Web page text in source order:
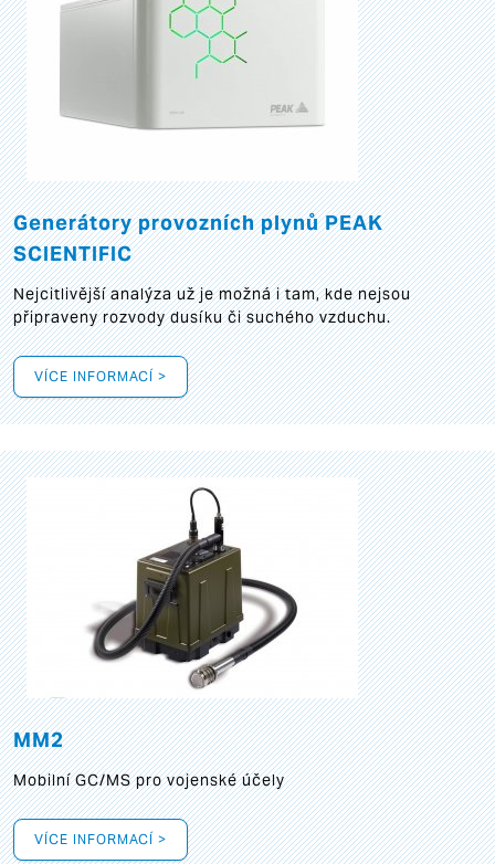
Generátory provozních plynů PEAK
SCIENTIFIC
Nejcitlivější analýza už je možná i tam, kde nejsou
připraveny rozvody dusíku či suchého vzduchu.
VÍCE INFORMACÍ >
MM2
Mobilní GC/MS pro vojenské účely
VÍCE INFORMACÍ >